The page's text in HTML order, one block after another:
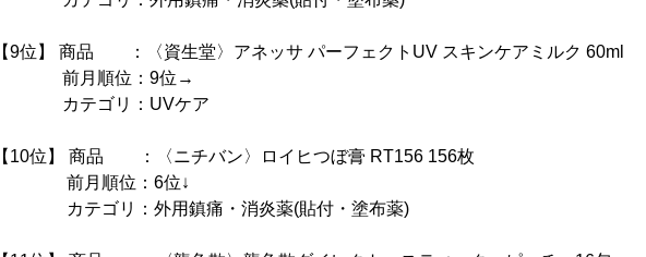
【9位】 商品 ：〈資生堂〉アネッサ パーフェクトUV スキンケアミルク 60ml
前月順位：9位→
カテゴリ：UVケア
【10位】 商品 ：〈ニチバン〉ロイヒつぼ膏 RT156 156枚
前月順位：6位↓
カテゴリ：外用鎮痛・消炎薬(貼付・塗布薬)